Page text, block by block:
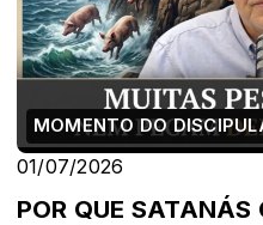
MOMENTO DO
01/07/2026
POR QUE